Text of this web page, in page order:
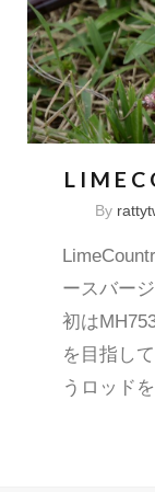
By
ースバー
初は
を目指し
うロッド